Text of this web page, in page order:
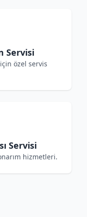
Servisi
özel servis
Servisi
hizmetleri.